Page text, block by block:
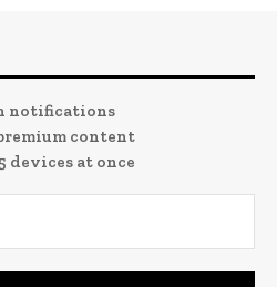
notifications
content
devices at once